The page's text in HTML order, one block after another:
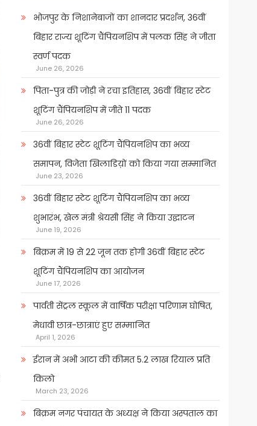
भोजपुर के निशानेबाजों का शानदार प्रदर्शन, 36वीं
बिहार राज्य शूटिंग चैंपियनशिप में पलक सिंह ने जीता
स्वर्ण पदक
June 26, 2026
पिता-पुत्र की जोड़ी ने रचा इतिहास, 36वीं बिहार स्टेट
शूटिंग चैंपियनशिप में जीते 11 पदक
June 26, 2026
36वीं बिहार स्टेट शूटिंग चैंपियनशिप का भव्य
समापन, विजेता खिलाडिय़ों को किया गया सम्मानित
June 23, 2026
36वीं बिहार स्टेट शूटिंग चैंपियनशिप का भव्य
शुभारंभ, खेल मंत्री श्रेयसी सिंह ने किया उद्घाटन
June 19, 2026
बिक्रम में 19 से 22 जून तक होगी 36वीं बिहार स्टेट
शूटिंग चैंपियनशिप का आयोजन
June 17, 2026
पार्वती सेंट्रल स्कूल में वार्षिक परीक्षा परिणाम घोषित,
मेधावी छात्र-छात्राएं हुए सम्मानित
April 1, 2026
ईरान में अभी आटा की कीमत 5.2 लाख रियाल प्रति
किलो
March 23, 2026
बिक्रम नगर पंचायत के अध्यक्ष ने किया अस्पताल का